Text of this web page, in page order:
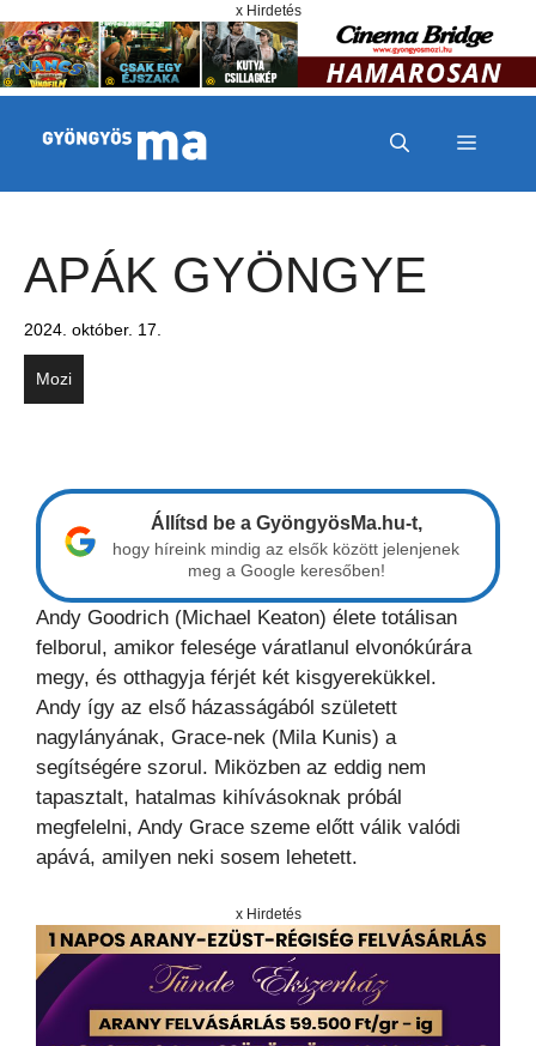
x Hirdetés
MENÜ
APÁK GYÖNGYE
2024. október. 17.
Mozi
Állítsd be a GyöngyösMa.hu-t,
hogy híreink mindig az elsők között jelenjenek
meg a Google keresőben!
Andy Goodrich (Michael Keaton) élete totálisan
felborul, amikor felesége váratlanul elvonókúrára
megy, és otthagyja férjét két kisgyerekükkel.
Andy így az első házasságából született
nagylányának, Grace-nek (Mila Kunis) a
segítségére szorul. Miközben az eddig nem
tapasztalt, hatalmas kihívásoknak próbál
megfelelni, Andy Grace szeme előtt válik valódi
apává, amilyen neki sosem lehetett.
x Hirdetés